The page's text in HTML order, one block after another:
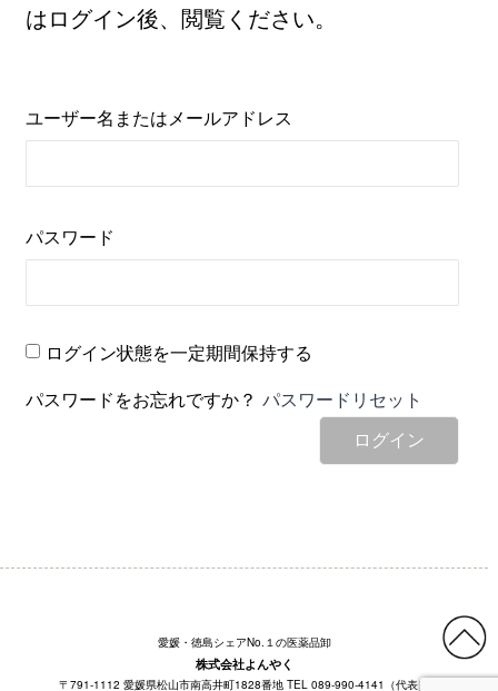
はログイン後、閲覧ください。
ユーザー名またはメールアドレス
パスワード
ログイン状態を一定期間保持する
パスワードをお忘れですか？パスワードリセット
ログイン
愛媛・徳島シェアNo.１の医薬品卸
株式会社よんやく
〒791-1112 愛媛県松山市南高井町1828番地 TEL 089-990-4141（代表）